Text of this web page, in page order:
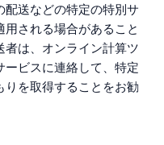
送などの特定の特別サ
される場合があること
は、オンライン計算ツ
ビスに連絡して、特定
を取得することをお勧